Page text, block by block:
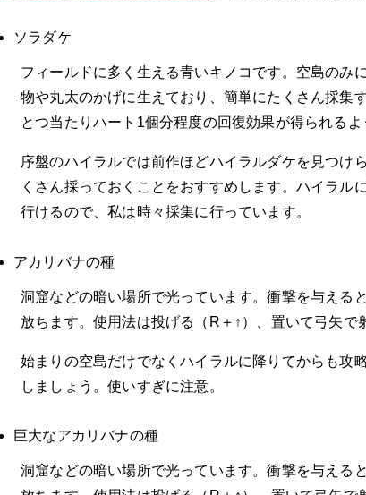
ソラダケ
フィールドに多く生える青いキノコです。空島のみ
物や丸太のかげに生えており、簡単にたくさん採集
とつ当たりハート1個分程度の回復効果が得られるよ
序盤のハイラルでは前作ほどハイラルダケを見つけ
くさん採っておくことをおすすめします。ハイラル
行けるので、私は時々採集に行っています。
アカリバナの種
洞窟などの暗い場所で光っています。衝撃を与える
放ちます。使用法は投げる（R＋↑）、置いて弓矢で
始まりの空島だけでなくハイラルに降りてからも攻
しましょう。使いすぎに注意。
巨大なアカリバナの種
洞窟などの暗い場所で光っています。衝撃を与える